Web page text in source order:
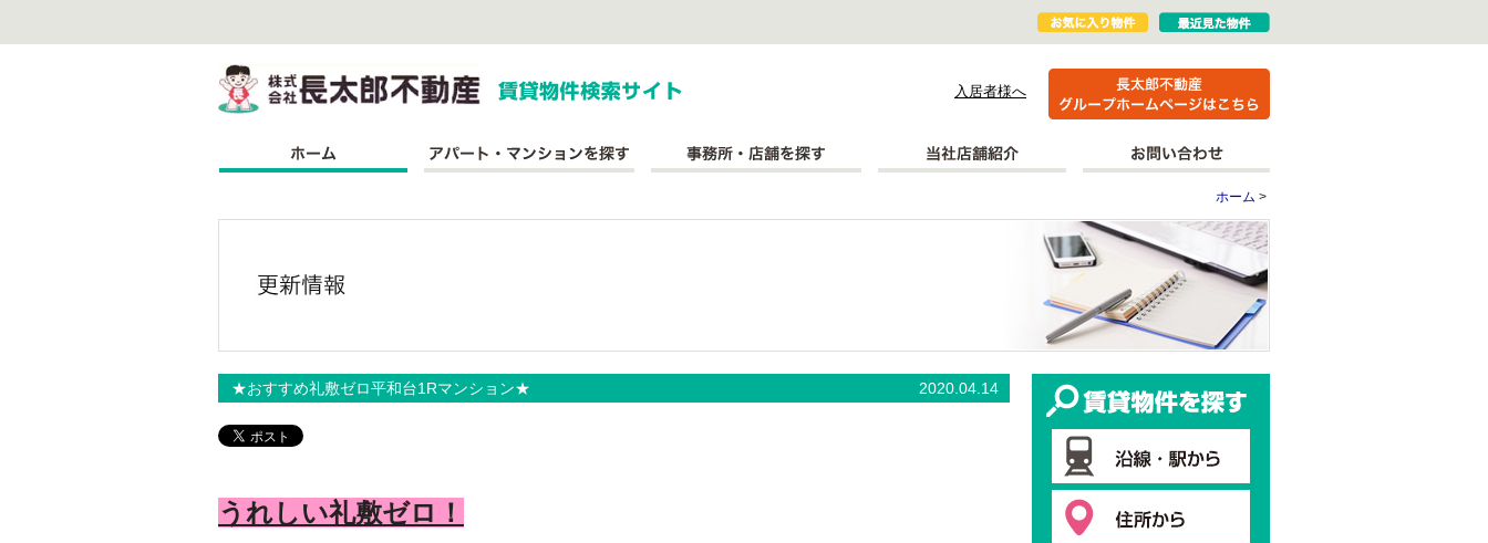
入居者様へ
ホーム >
★おすすめ礼敷ゼロ平和台1Rマンション★ 2020.04.14
うれしい礼敷ゼロ！